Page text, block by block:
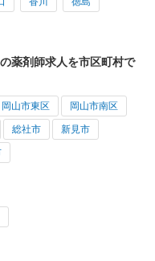
薬剤師求人を市区町村で
岡山市東区 岡山市南区
総社市 新見市